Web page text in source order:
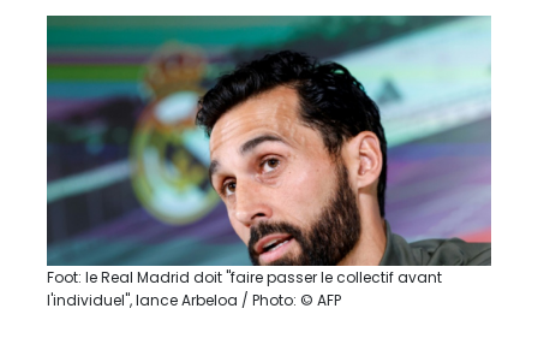
Foot: le Real Madrid doit "faire passer le collectif avant
l'individuel", lance Arbeloa / Photo: © AFP